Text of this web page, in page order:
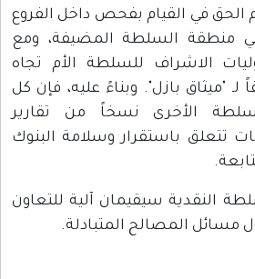
في القيام بفحص داخل الفروع
منطقة السلطة المضيفة، ومع
الاشراف للسلطة الأم تجاه
لـ "ميثاق بازل". وبناءً عليه، فإن كل
الأخرى نسخاً من تقارير
تتعلق باستقرار وسلامة البنوك
النقدية سيقيمان آلية للتعاون
مسائل المصالح المتبادلة.